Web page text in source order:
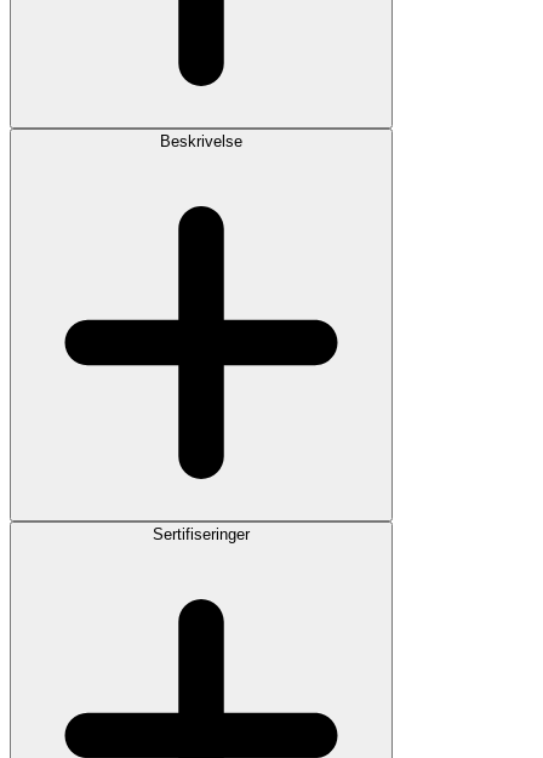
Beskrivelse
Sertifiseringer